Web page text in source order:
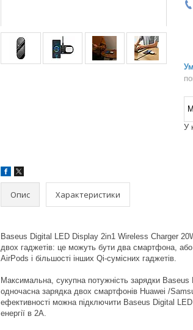
У
Опис Характеристики
Baseus Digital LED Display 2in1 Wireless Charger
двох гаджетів: це можуть бути два смартфона,
AirPods і більшості інших Qi-сумісних гаджетів.
Максимальна, сукупна потужність зарядки
одночасна зарядка двох смартфонів Huawei /
ефективності можна підключити Baseus Digital
енергії в 2А.